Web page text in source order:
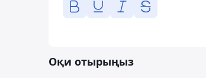
Оқи отырыңыз